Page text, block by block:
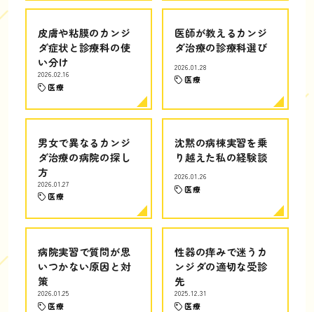
皮膚や粘膜のカンジ
ダ症状と診療科の使
い分け
2026.02.16
医療
医師が教えるカンジ
ダ治療の診療科選び
2026.01.28
医療
男女で異なるカンジ
ダ治療の病院の探し
方
2026.01.27
医療
沈黙の病棟実習を乗
り越えた私の経験談
2026.01.26
医療
病院実習で質問が思
いつかない原因と対
策
2026.01.25
医療
性器の痒みで迷うカ
ンジダの適切な受診
先
2025.12.31
医療